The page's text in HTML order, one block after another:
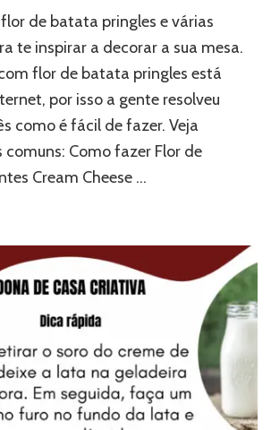
de batata pringles e várias
te inspirar a decorar a sua mesa.
flor de batata pringles está
por isso a gente resolveu
como é fácil de fazer. Veja
Como fazer Flor de
Cream Cheese …